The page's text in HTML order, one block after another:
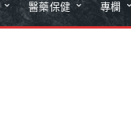
醫藥保健 專欄